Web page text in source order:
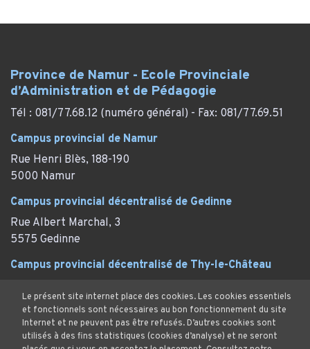
Province de Namur - Ecole Provinciale
d’Administration et de Pédagogie
Tél : 081/77.68.12 (numéro général) - Fax: 081/77.69.51
Campus provincial de Namur
Rue Henri Blès, 188-190
5000 Namur
Campus provincial décentralisé de Gedinne
Rue Albert Marchal, 3
5575 Gedinne
Campus provincial décentralisé de Thy-le-Château
Thy-le-Château (Walcourt)
Le présent site internet place des cookies. Les cookies essentiels
et fonctionnels sont nécessaires au bon fonctionnement du site
Internet et ne peuvent pas être refusés. D’autres cookies sont
utilisés à des fins statistiques (cookies d’analyse) et ne seront